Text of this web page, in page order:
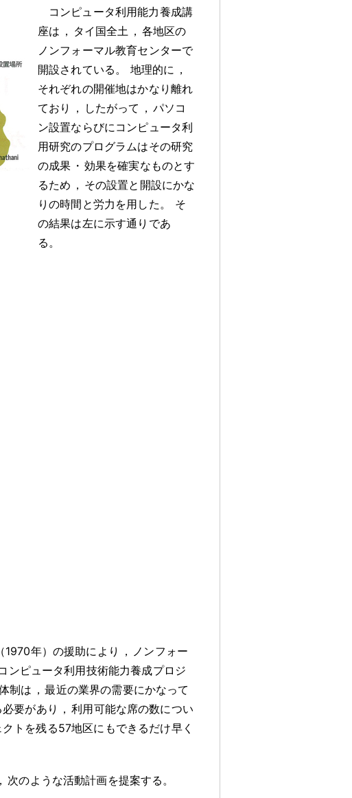
コンピュータ利用能力養成講
座は ， タイ国全土 ， 各地区の
ノンフォーマル教育センターで
開設されている。 地理的に ，
それぞれの開催地はかなり離れ
ており
， したがって ， パソコ
ン設置ならびにコンピュータ利
用研究のプログラムはその研究
の成果 ・ 効果を確実なものとす
るため ， その設置と開設にかな
りの時間と労力を用した。
そ
の結果は左に示す通りであ
る。
年）の援助により ， ノンフォー
ンピュータ利用技術能力養成プロジ
制は ， 最近の業界の需要にかなって
要があり ， 利用可能な席の数につい
トを残る57地区にもできるだけ早く
， 次のような活動計画を提案する。